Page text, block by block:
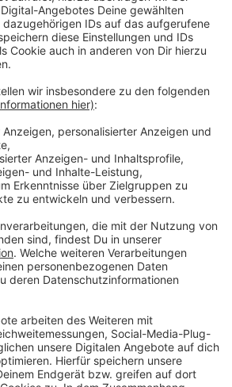
dem Coachella Festival, wo er am
vor über 100.000 Menschen
Augen eines globalen Livestream-
Harry die Welt daran, wie
sein kann. Nun ist "Harry's
- ein Album mit 13
um den YouTube
Service zu laden!
einen Service eines
um Videoinhalte